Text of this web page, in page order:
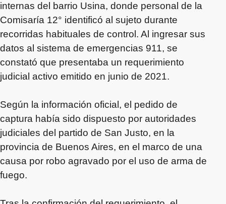
internas del barrio Usina, donde personal de la
Comisaría 12° identificó al sujeto durante
recorridas habituales de control. Al ingresar sus
datos al sistema de emergencias 911, se
constató que presentaba un requerimiento
judicial activo emitido en junio de 2021.
Según la información oficial, el pedido de
captura había sido dispuesto por autoridades
judiciales del partido de San Justo, en la
provincia de Buenos Aires, en el marco de una
causa por robo agravado por el uso de arma de
fuego.